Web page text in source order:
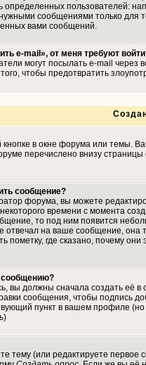
пользователей:
сообщениями только для
вами сообщений.
e-mail», от меня требуют
могут посылать e-mail
чтобы предотвратить
в окне форума или темы.
перечислено внизу
сообщение?
форума, вы можете
времени с момента
то под ним появится
отвечал на ваше сообщение,
пометку, где сказано, почему
сообщению?
вы должны сначала создать её
сообщения, чтобы подпись
пункт в вашем профиле
)
тему (или редактируете